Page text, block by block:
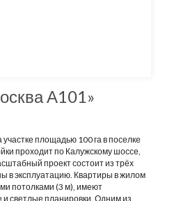
А101»
площадью 100 га в поселке
проходит по Калужскому шоссе,
проект состоит из трёх
в эксплуатацию. Квартиры в жилом
потолками (3 м), имеют
светлые планировки. Одним из